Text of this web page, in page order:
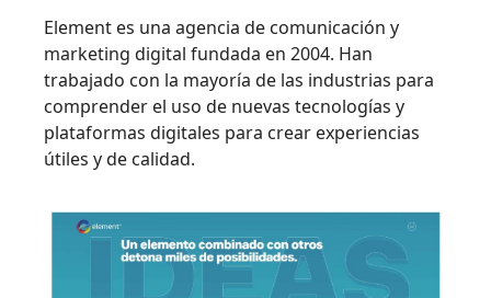
Element es una agencia de comunicación y
marketing digital fundada en 2004. Han
trabajado con la mayoría de las industrias para
comprender el uso de nuevas tecnologías y
plataformas digitales para crear experiencias
útiles y de calidad.